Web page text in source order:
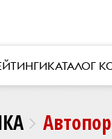
КАТАЛОГ